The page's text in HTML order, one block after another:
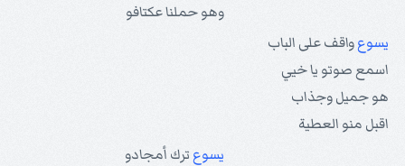
وهو حملنا عكتافو
يسوعواقف على الباب
اسمع صوتو يا خيي
هو جميل وجذاب
اقبل منو العطية
يسوع ترك أمجادو